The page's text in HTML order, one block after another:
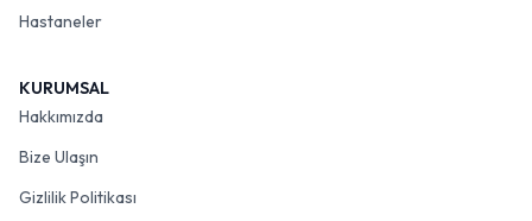
Hastaneler
KURUMSAL
Hakkımızda
Bize Ulaşın
Gizlilik Politikası